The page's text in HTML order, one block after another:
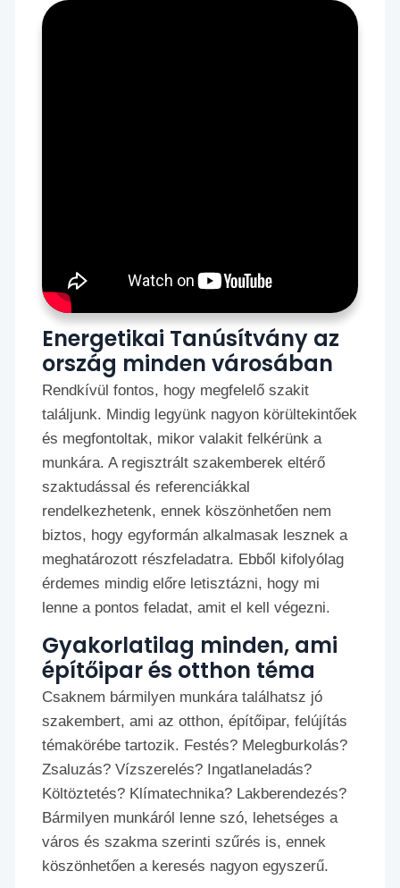
Energetikai Tanúsítvány az
ország minden városában
Rendkívül fontos, hogy megfelelő szakit
találjunk. Mindig legyünk nagyon körültekintőek
és megfontoltak, mikor valakit felkérünk a
munkára. A regisztrált szakemberek eltérő
szaktudással és referenciákkal
rendelkezhetenk, ennek köszönhetően nem
biztos, hogy egyformán alkalmasak lesznek a
meghatározott részfeladatra. Ebből kifolyólag
érdemes mindig előre letisztázni, hogy mi
lenne a pontos feladat, amit el kell végezni.
Gyakorlatilag minden, ami
építőipar és otthon téma
Csaknem bármilyen munkára találhatsz jó
szakembert, ami az otthon, építőipar, felújítás
témakörébe tartozik. Festés? Melegburkolás?
Zsaluzás? Vízszerelés? Ingatlaneladás?
Költöztetés? Klímatechnika? Lakberendezés?
Bármilyen munkáról lenne szó, lehetséges a
város és szakma szerinti szűrés is, ennek
köszönhetően a keresés nagyon egyszerű.